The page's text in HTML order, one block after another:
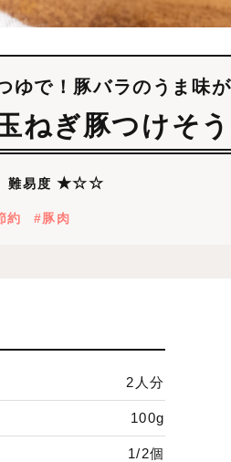
ゆで！豚バラのうま味
ねぎ豚つけそ
難易度 ★☆☆
約 豚肉
2人分
100g
1/2個